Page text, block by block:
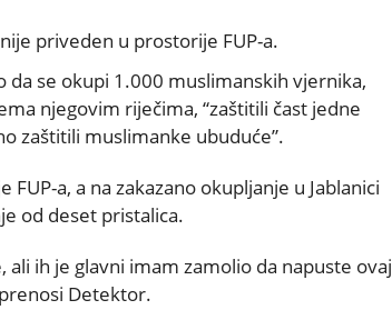
priveden u prostorije FUP-a.
da se okupi 1.000 muslimanskih vjernika,
njegovim riječima, “zaštitili čast jedne
zaštitili muslimanke ubuduće”.
a, a na zakazano okupljanje u Jablanici
od deset pristalica.
ih je glavni imam zamolio da napuste ovaj
Detektor.